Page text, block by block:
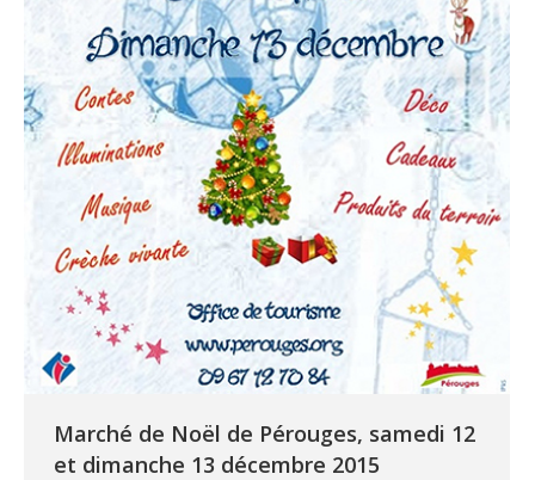
Marché de Noël de Pérouges, samedi 12
et dimanche 13 décembre 2015